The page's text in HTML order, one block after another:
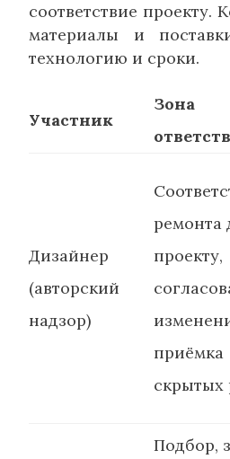
соответствие проекту.
материалы и
технологию и сроки.
Участник
Зона
Дизайнер
(авторский
надзор)
ремонта
проекту,
приёмка
скрытых
Подбор,